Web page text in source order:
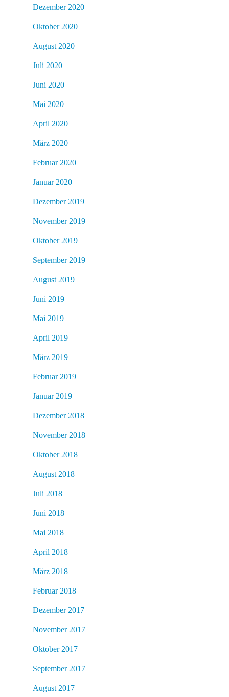
Dezember 2020
Oktober 2020
August 2020
Juli 2020
Juni 2020
Mai 2020
April 2020
März 2020
Februar 2020
Januar 2020
Dezember 2019
November 2019
Oktober 2019
September 2019
August 2019
Juni 2019
Mai 2019
April 2019
März 2019
Februar 2019
Januar 2019
Dezember 2018
November 2018
Oktober 2018
August 2018
Juli 2018
Juni 2018
Mai 2018
April 2018
März 2018
Februar 2018
Dezember 2017
November 2017
Oktober 2017
September 2017
August 2017